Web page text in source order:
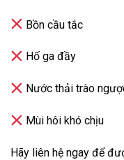
Bồn cầu tắc
Hố ga đầy
Nước thải trào
Mùi hôi khó chịu
Hãy liên hệ ngay để